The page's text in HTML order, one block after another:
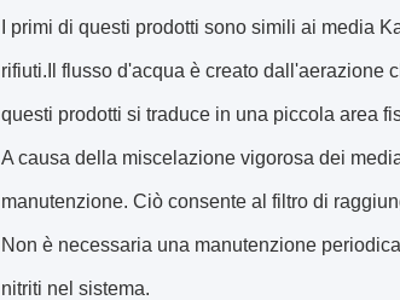
I primi di questi prodotti sono simili ai media
rifiuti.Il flusso d'acqua è creato dall'aerazione
questi prodotti si traduce in una piccola area
A causa della miscelazione vigorosa dei
manutenzione. Ciò consente al filtro di
Non è necessaria una manutenzione
nitriti nel sistema.